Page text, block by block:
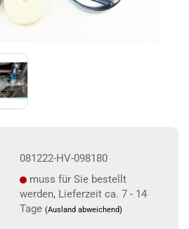
081222-HV-098180
muss für Sie bestellt
werden, Lieferzeit ca. 7 - 14
Tage (Ausland abweichend)